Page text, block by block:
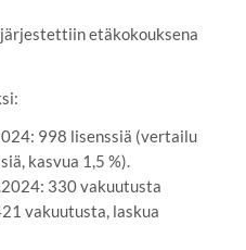
etäkokouksena
998 lisenssiä (vertailu
kasvua 1,5 %).
330 vakuutusta
vakuutusta, laskua